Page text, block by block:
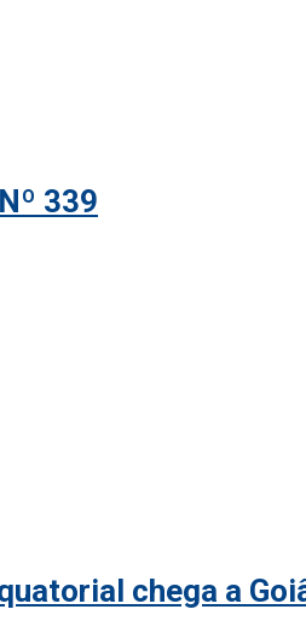
339
chega a